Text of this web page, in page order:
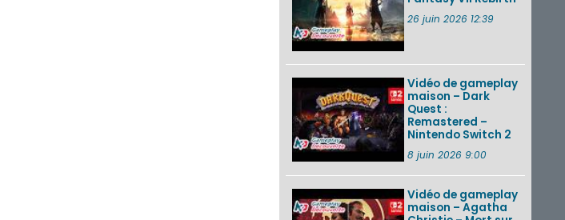
festival Summer
Nights de retour du
VOIR PLUS DE NEWS
26 juin 2026 12:39
Vidéo de gameplay
maison – Dark
Quest :
Remastered –
Nintendo Switch 2
8 juin 2026 9:00
Vidéo de gameplay
maison – Agatha